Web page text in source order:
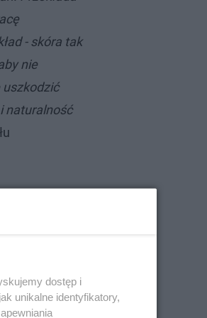
- skóra tak
nie
naturalność
dostęp i
unikalne identyfikatory,